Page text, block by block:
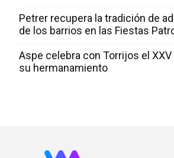
Petrer recupera la tradición de
de los barrios en las Fiestas
Aspe celebra con Torrijos el
su hermanamiento